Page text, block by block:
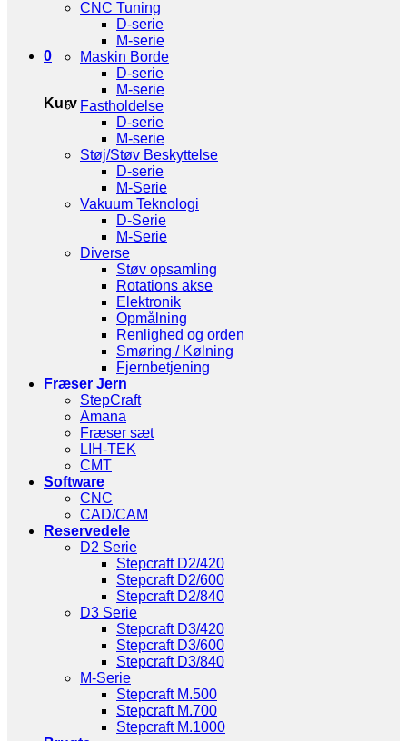
0
Kurv
CNC Tuning
D-serie
M-serie
Maskin Borde
D-serie
M-serie
Fastholdelse
D-serie
M-serie
Støj/Støv Beskyttelse
D-serie
M-Serie
Vakuum Teknologi
D-Serie
M-Serie
Diverse
Støv opsamling
Rotations akse
Elektronik
Opmålning
Renlighed og orden
Smøring / Kølning
Fjernbetjening
Fræser Jern
StepCraft
Amana
Fræser sæt
LIH-TEK
CMT
Software
CNC
CAD/CAM
Reservedele
D2 Serie
Stepcraft D2/420
Stepcraft D2/600
Stepcraft D2/840
D3 Serie
Stepcraft D3/420
Stepcraft D3/600
Stepcraft D3/840
M-Serie
Stepcraft M.500
Stepcraft M.700
Stepcraft M.1000